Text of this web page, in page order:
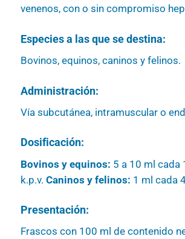
venenos, con o sin compromiso
Especies a las que se destina:
Bovinos, equinos, caninos y felinos.
Administración:
Vía subcutánea, intramuscular o
Dosificación:
Bovinos y equinos: 5 a 10 ml cada
k.p.v. Caninos y felinos: 1 ml cada
Presentación:
Frascos con 100 ml de contenido